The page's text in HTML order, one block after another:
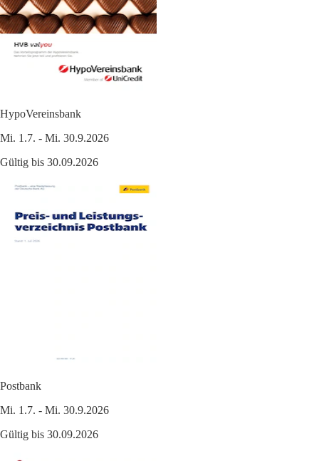
HypoVereinsbank
Mi. 1.7. - Mi. 30.9.2026
Gültig bis 30.09.2026
Postbank
Mi. 1.7. - Mi. 30.9.2026
Gültig bis 30.09.2026